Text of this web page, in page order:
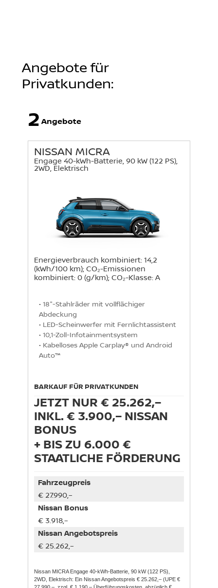
Angebote für
Privatkunden:
2 Angebote
NISSAN MICRA
Engage 40-kWh-Batterie, 90 kW (122 PS),
2WD, Elektrisch
Energieverbrauch kombiniert: 14,2
(kWh/100 km); CO₂-Emissionen
kombiniert: 0 (g/km); CO₂-Klasse: A
• 18"-Stahlräder mit vollflächiger
Abdeckung
• LED-Scheinwerfer mit Fernlichtassistent
• 10,1-Zoll-Infotainmentsystem
• Kabelloses Apple Carplay® und Android
Auto™
BARKAUF FÜR PRIVATKUNDEN
JETZT NUR € 25.262,–
INKL. € 3.900,– NISSAN
BONUS
+ BIS ZU 6.000 €
STAATLICHE FÖRDERUNG
Fahrzeugpreis
€ 27.990,–
Nissan Bonus
€ 3.918,–
Nissan Angebotspreis
€ 25.262,–
Nissan MICRA Engage 40-kWh-Batterie, 90 kW (122 PS),
2WD, Elektrisch: Ein Nissan Angebotspreis € 25.262,– (UPE €